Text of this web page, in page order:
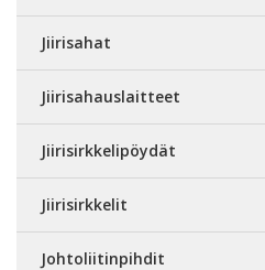
Jiirisahat
Jiirisahauslaitteet
Jiirisirkkelipöydät
Jiirisirkkelit
Johtoliitinpihdit